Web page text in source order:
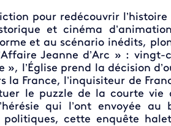
pour redécouvrir
et cinéma
et au scénario inédits,
Jeanne d’Arc » : vingt-
l’Église prend la décision
la France, l’inquisiteur de
le puzzle de la courte vie
qui l’ont envoyée au
cette enquête